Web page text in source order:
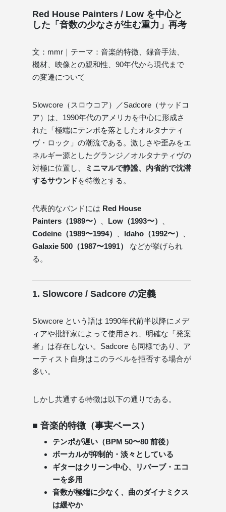
Red House Painters / Low を中心と
した「音数の少なさが生む重力」再考
文：mmr｜テーマ：音楽的特徴、録音手法、
機材、映像との親和性、90年代から現代まで
の変遷について
Slowcore（スロウコア）／Sadcore（サッドコ
ア）は、1990年代のアメリカを中心に形成さ
れた「極端にテンポを落としたオルタナティ
ヴ・ロック」の潮流である。激しさや歪みをエ
ネルギー源としたグランジ／オルタナティヴの
対極に位置し、
ミニマルで静謐、内省的で沈潜
するサウンドを特徴とする。
代表的なバンドには Red House
Painters（1989〜）
Low（1993〜）
Codeine（1989〜1994）
Idaho（1992〜）
Galaxie 500（1987〜1991）
などが挙げられ
る。
1. Slowcore / Sadcore の定義
Slowcore という語は 1990年代前半以降にメデ
ィアや批評家によって使用され、明確な「発案
者」は存在しない。Sadcore も同様であり、ア
ーティスト自身はこのラベルを拒否する場合が
多い。
しかし共通する特徴は以下の通りである。
■ 音楽的特徴（事実ベース）
テンポが遅い（BPM 50〜80 前後）
ボーカルが抑制的・淡々としている
ギターはクリーン中心、リバーブ・エコ
ーを多用
音数が極端に少なく、曲のダイナミクス
は緩やか